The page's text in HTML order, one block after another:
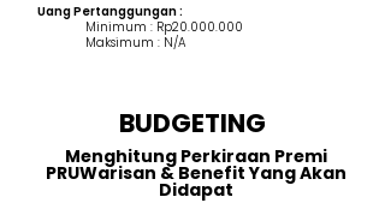
Uang Pertanggungan :
Minimum : Rp20.000.000
Maksimum : N/A
BUDGETING
Menghitung Perkiraan Premi
PRUWarisan & Benefit Yang Akan
Didapat